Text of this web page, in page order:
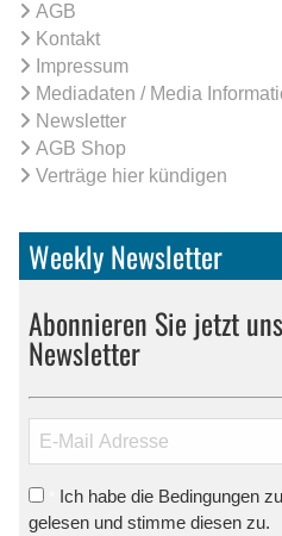
AGB
Kontakt
Impressum
Mediadaten / Media
Newsletter
AGB Shop
Verträge hier kündigen
Weekly Newsletter
Abonnieren Sie jetzt
Newsletter
Ich habe die Bedingungen
gelesen und stimme diesen zu.